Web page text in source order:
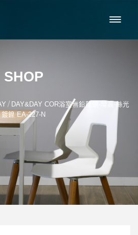
SHOP
/ DAY&DAY COR浴室無鉛龍頭-增高-絲光
鍍鎳 EA-227-N